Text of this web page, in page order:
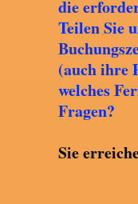
die
Teilen Sie
(auch ihre
welches
Sie